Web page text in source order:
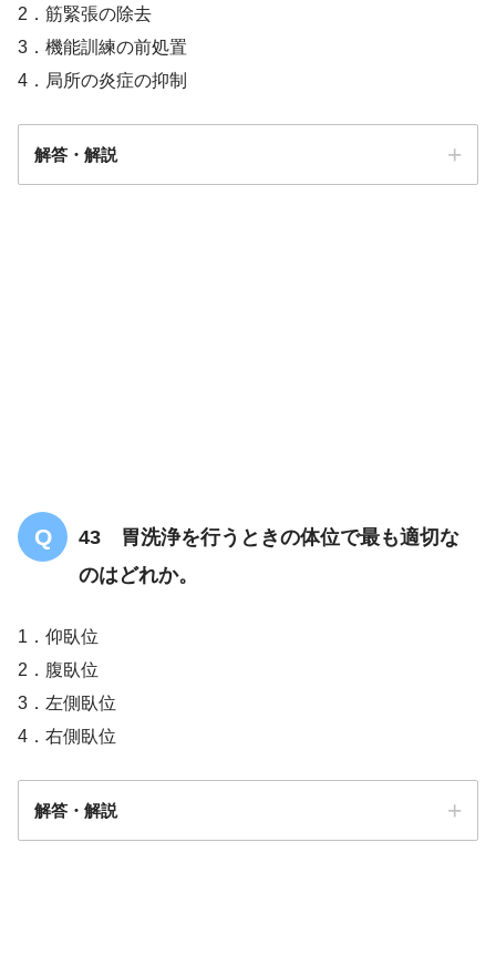
2．筋緊張の除去
3．機能訓練の前処置
4．局所の炎症の抑制
解答・解説
43 胃洗浄を行うときの体位で最も適切な
のはどれか。
1．仰臥位
2．腹臥位
3．左側臥位
4．右側臥位
解答・解説